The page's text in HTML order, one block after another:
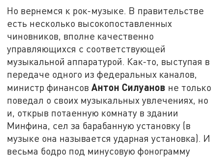
Но вернемся к рок-музыке. В правительстве
есть несколько высокопоставленных
чиновников, вполне качественно
управляющихся с соответствующей
музыкальной аппаратурой. Как-то, выступая в
передаче одного из федеральных каналов,
министр финансовАнтон Силуанов не только
поведал о своих музыкальных увлечениях, но
и, открыв потаенную комнату в здании
Минфина, сел за барабанную установку (в
музыке она называется ударная установка). И
весьма бодро под минусовую фонограмму